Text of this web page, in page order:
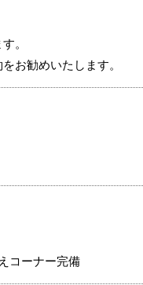
。
お勧めいたします。
コーナー完備